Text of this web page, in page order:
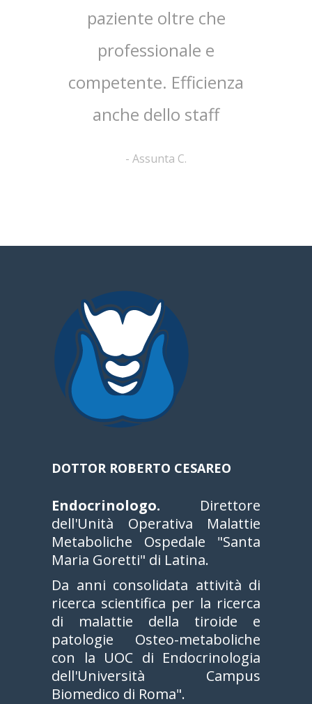
paziente oltre che
professionale e
competente. Efficienza
anche dello staff
- Assunta C.
DOTTOR ROBERTO CESAREO
Endocrinologo. Direttore
dell'Unità Operativa Malattie
Metaboliche Ospedale "Santa
Maria Goretti" di Latina.
Da anni consolidata attività di
ricerca scientifica per la ricerca
di malattie della tiroide e
patologie Osteo-metaboliche
con la UOC di Endocrinologia
dell'Università Campus
Biomedico di Roma".